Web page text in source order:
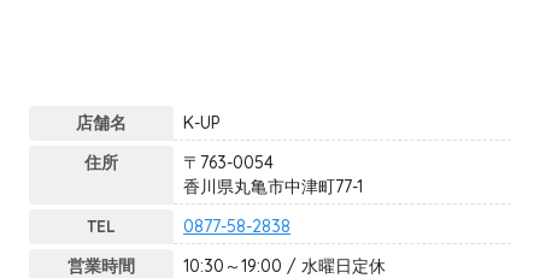
店舗名
K-UP
住所
〒763-0054
香川県丸亀市中津町77-1
TEL
0877-58-2838
営業時間
10:30～19:00 / 水曜日定休